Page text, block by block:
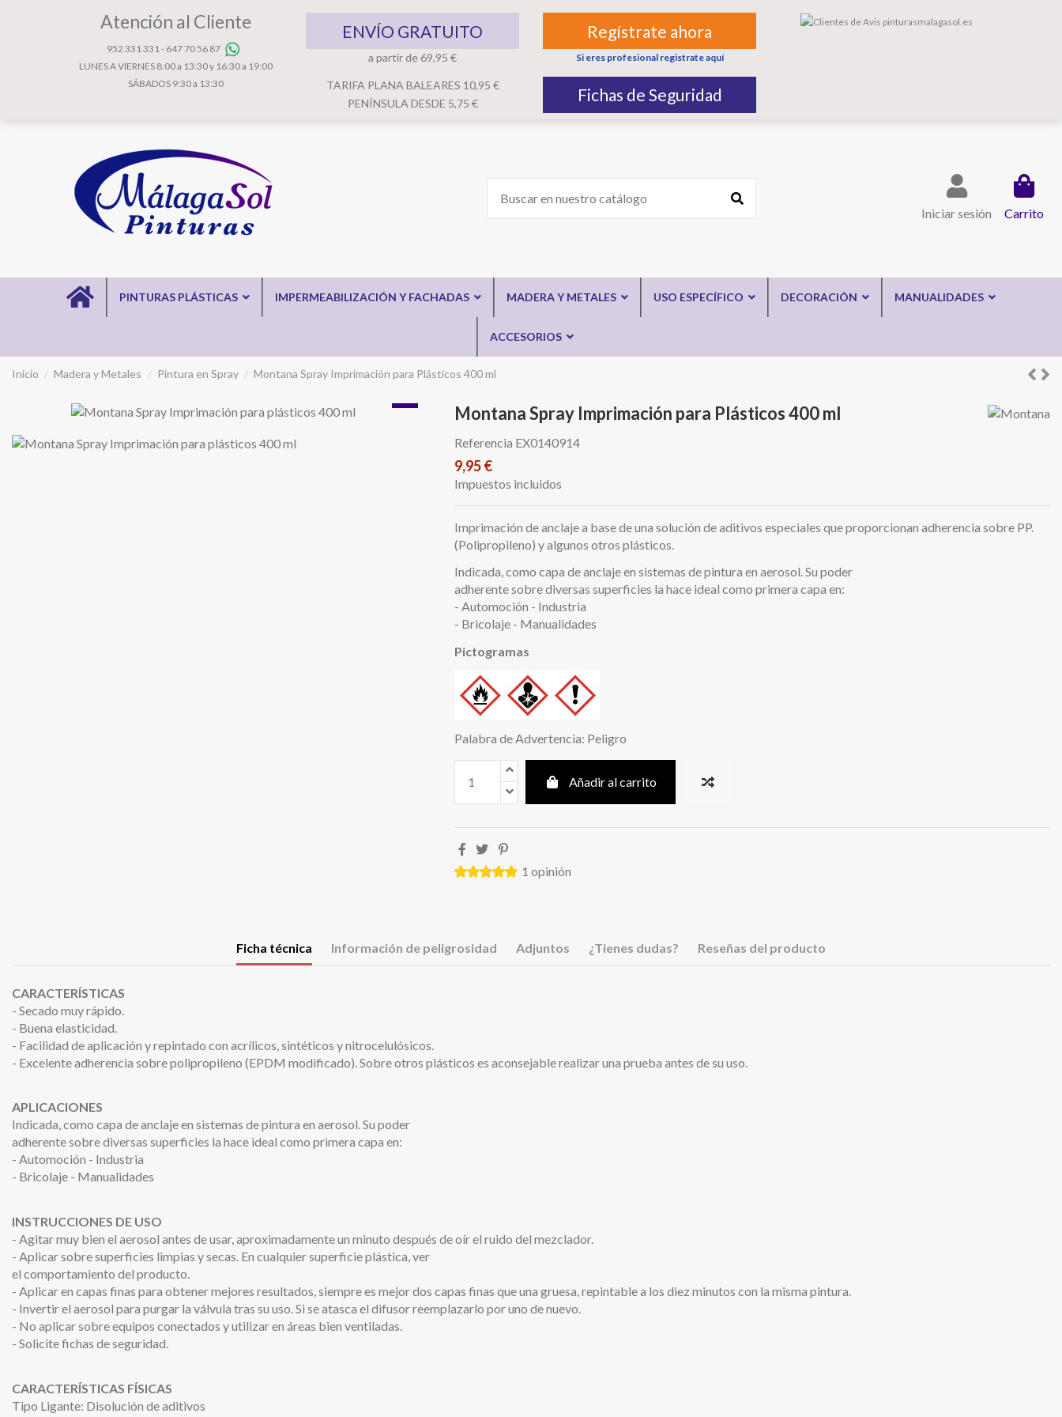
Atención al Cliente
952 331 331 - 647 70 56 87
LUNES A VIERNES 8:00 a 13:30 y 16:30 a 19:00
SÁBADOS 9:30 a 13:30
ENVÍO GRATUITO
a partir de 69,95 €
TARIFA PLANA BALEARES 10,95 €
PENÍNSULA DESDE 5,75 €
Regístrate ahora
Si eres profesional registrate aquí
Fichas de Seguridad
Iniciar sesión Carrito
PINTURAS PLÁSTICAS IMPERMEABILIZACIÓN Y FACHADAS MADERA Y METALES USO ESPECÍFICO DECORACIÓN MANUALIDADES
ACCESORIOS
Inicio Madera y Metales Pintura en Spray Montana Spray Imprimación para Plásticos 400 ml
Montana Spray Imprimación para Plásticos 400 ml
Referencia EX0140914
9,95 €
Impuestos incluidos
Imprimación de anclaje a base de una solución de aditivos especiales que proporcionan adherencia sobre PP.
(Polipropileno) y algunos otros plásticos.
Indicada, como capa de anclaje en sistemas de pintura en aerosol. Su poder
adherente sobre diversas superficies la hace ideal como primera capa en:
- Automoción - Industria
- Bricolaje - Manualidades
Pictogramas
Palabra de Advertencia: Peligro
Añadir al carrito
1 opinión
Ficha técnica Información de peligrosidad Adjuntos ¿Tienes dudas? Reseñas del producto
CARACTERÍSTICAS
- Secado muy rápido.
- Buena elasticidad.
- Facilidad de aplicación y repintado con acrílicos, sintéticos y nitrocelulósicos.
- Excelente adherencia sobre polipropileno (EPDM modificado). Sobre otros plásticos es aconsejable realizar una prueba antes de su uso.
APLICACIONES
Indicada, como capa de anclaje en sistemas de pintura en aerosol. Su poder
adherente sobre diversas superficies la hace ideal como primera capa en:
- Automoción - Industria
- Bricolaje - Manualidades
INSTRUCCIONES DE USO
- Agitar muy bien el aerosol antes de usar, aproximadamente un minuto después de oír el ruido del mezclador.
- Aplicar sobre superficies limpias y secas. En cualquier superficie plástica, ver
el comportamiento del producto.
- Aplicar en capas finas para obtener mejores resultados, siempre es mejor dos capas finas que una gruesa, repintable a los diez minutos con la misma pintura.
- Invertir el aerosol para purgar la válvula tras su uso. Si se atasca el difusor reemplazarlo por uno de nuevo.
- No aplicar sobre equipos conectados y utilizar en áreas bien ventiladas.
- Solicite fichas de seguridad.
CARACTERÍSTICAS FÍSICAS
Tipo Ligante: Disolución de aditivos